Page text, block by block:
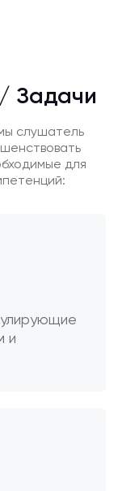
Задачи
слушатель
для
и